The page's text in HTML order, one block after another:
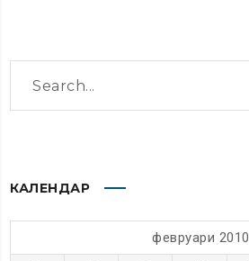
КАЛЕНДАР
февруари 2010